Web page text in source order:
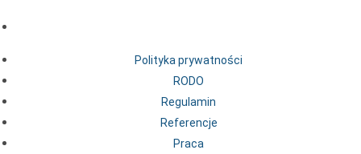
Polityka prywatności
RODO
Regulamin
Referencje
Praca